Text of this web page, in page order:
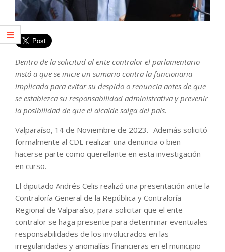
Dentro de la solicitud al ente contralor el parlamentario
instó a que se inicie un sumario contra la funcionaria
implicada para evitar su despido o renuncia antes de que
se establezca su responsabilidad administrativa y prevenir
la posibilidad de que el alcalde salga del país.
Valparaíso, 14 de Noviembre de 2023.- Además solicitó
formalmente al CDE realizar una denuncia o bien
hacerse parte como querellante en esta investigación
en curso.
El diputado Andrés Celis realizó una presentación ante la
Contraloría General de la República y Contraloría
Regional de Valparaíso, para solicitar que el ente
contralor se haga presente para determinar eventuales
responsabilidades de los involucrados en las
irregularidades y anomalías financieras en el municipio